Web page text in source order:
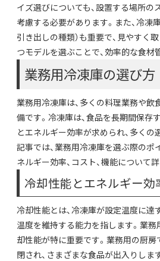
イズ選びについても、設置する場所の
考慮する必要があります。また、冷凍
引き出しの種類）も重要で、見やすく
つモデルを選ぶことで、効率的な食材
業務用冷凍庫の選び方
業務用冷凍庫は、多くの料理業務や
備です。冷凍庫は、食品を長期間保存
とエネルギー効率が求められ、多くの
記事では、業務用冷凍庫を選ぶ際のポ
ネルギー効率、コスト、機能について
冷却性能とエネルギー効
冷却性能とは、冷凍庫が設定温度に達
温度を維持する能力を指します。業務
却性能が特に重要です。業務用の厨房
閉され、さまざまな食品が出入りしま